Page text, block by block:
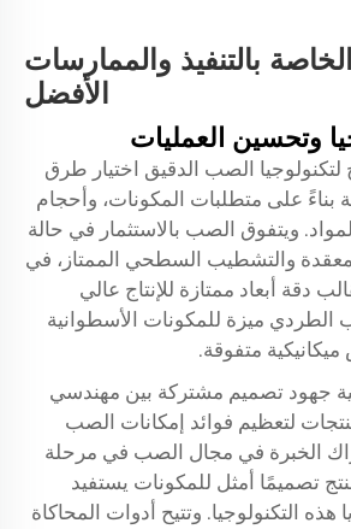
الخاصة بالتنفيذ والممارسات
الأفضل
وتحسين العمليات
لتكنولوجيا الصب الدقيق اختيار طرق
بناءً على متطلبات المكونات، وأحجام
ويتفوق الصب بالاستثمار في حالة
والتشطيب السطحي الممتاز، في
دقة أبعاد ممتازة للإنتاج عالي
الطردي ميزة للمكونات الأسطوانية
متفوقة.
جهود تصميم مشتركة بين مهندسي
لتعظيم فوائد إمكانات الصب
الخبرة في مجال الصب في مرحلة
تصميمًا أمثل للمكونات يستفيد
التكنولوجيا. وتتيح أدوات المحاكاة